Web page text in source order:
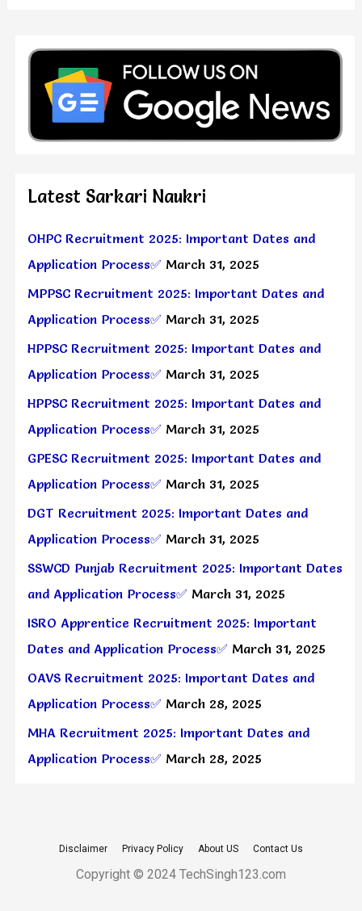
Latest Sarkari Naukri
OHPC Recruitment 2025: Important Dates and
Application Process✅ March 31, 2025
MPPSC Recruitment 2025: Important Dates and
Application Process✅ March 31, 2025
HPPSC Recruitment 2025: Important Dates and
Application Process✅ March 31, 2025
HPPSC Recruitment 2025: Important Dates and
Application Process✅ March 31, 2025
GPESC Recruitment 2025: Important Dates and
Application Process✅ March 31, 2025
DGT Recruitment 2025: Important Dates and
Application Process✅ March 31, 2025
SSWCD Punjab Recruitment 2025: Important Dates
and Application Process✅ March 31, 2025
ISRO Apprentice Recruitment 2025: Important
Dates and Application Process✅ March 31, 2025
OAVS Recruitment 2025: Important Dates and
Application Process✅ March 28, 2025
MHA Recruitment 2025: Important Dates and
Application Process✅ March 28, 2025
Disclaimer Privacy Policy About US Contact Us
Copyright © 2024 TechSingh123.com